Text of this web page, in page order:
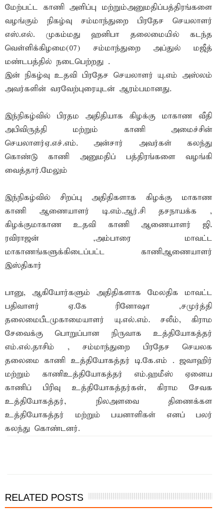
மேற்பட்ட காணி அளிப்பு மற்றும்அனுமதிப்பத்திரங்களை
வழங்கும் நிகழ்வு சம்மாந்துறை பிரதேச செயலாளர்
எஸ்.எல். முகம்மது ஹனிபா தலைமையில் கடந்த
வெள்ளிக்கிழமை(07) சம்மாந்துறை அப்துல் மஜீத்
மண்டபத்தில் நடைபெற்றது .
இன் நிகழ்வு உதவி பிரதேச செயலாளர் யு.எம் அஸ்லம்
அவர்களின் வரவேற்புரையுடன் ஆரம்பமானது.
இந்நிகழ்வில் பிரதம அதிதியாக கிழக்கு மாகாண வீதி
அபிவிருத்தி மற்றும் காணி அமைச்சின்
செயலாளர்ஏ.எச்.எம். அன்சார் அவர்கள் கலந்து
கொண்டு காணி அனுமதிப் பத்திரங்களை வழங்கி
வைத்தார்.மேலும்
இந்நிகழ்வில் சிறப்பு அதிதிகளாக கிழக்கு மாகாண
காணி ஆணையாளர் டி.எம்.ஆர்.சி தசநாயக்க ,
கிழக்குமாகாண உதவி காணி ஆணையாளர் ஜி.
ரவிராஜன் ,அம்பாரை மாவட்ட
மாகாணங்களுக்கிடைப்பட்ட காணிஆணையாளர்
இஸ்திகார்
பானு, ஆகியோர்களும் அதிதிகளாக மேலதிக மாவட்ட
பதிவாளர் ஏ.கே ரினோஷா ,சமுர்த்தி
தலைமைபீடமுகாமையாளர் யு.எல்.எம். சலீம், கிராம
சேவைக்கு பொறுப்பான நிருவாக உத்தியோகத்தர்
எம்.எல்.தாசிம் , சம்மாந்துறை பிரதேச செயலக
தலைமை காணி உத்தியோகத்தர் டி.கே.எம் . ஜவாஹிர்
மற்றும் காணிஉத்தியோகத்தர் எம்.ஹமீஸ் ஏனைய
காணிப் பிரிவு உத்தியோகத்தர்கள், கிராம சேவக
உத்தியோகத்தர், நிலஅளவை திணைக்கள
உத்தியோகத்தர் மற்றும் பயனாளிகள் எனப் பலர்
கலந்து கொண்டனர்.
RELATED POSTS